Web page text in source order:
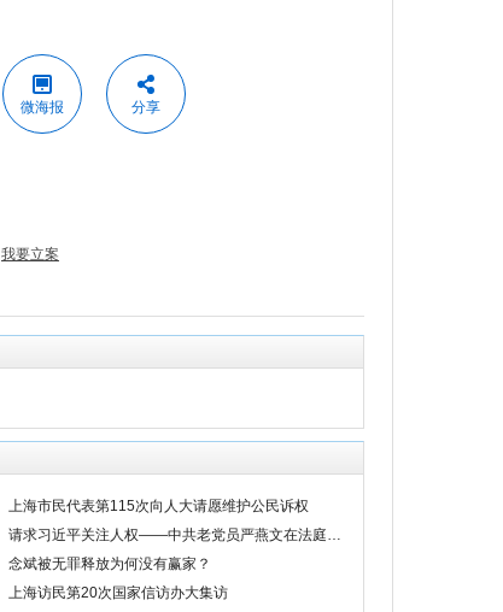
微海报 分享
我要立案
上海市民代表第115次向人大请愿维护公民诉权
请求习近平关注人权——中共老党员严燕文在法庭陈述
念斌被无罪释放为何没有赢家？
上海访民第20次国家信访办大集访